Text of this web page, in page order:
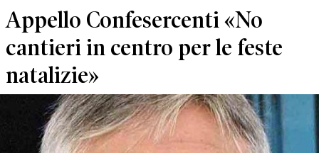
Appello Confesercenti «No
cantieri in centro per le feste
natalizie»